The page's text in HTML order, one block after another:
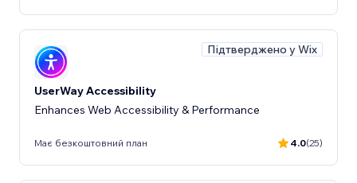
Підтверджено у Wix
UserWay Accessibility
Enhances Web Accessibility & Performance
Має безкоштовний план 4.0(25)